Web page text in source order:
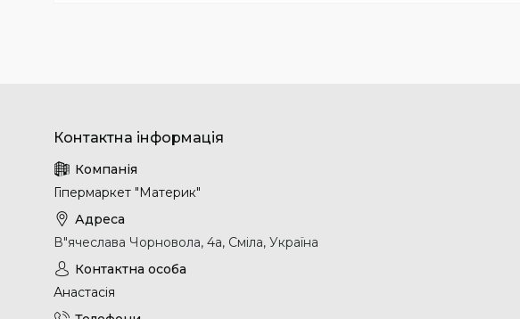
Гіпермаркет "Материк"
В"ячеслава Чорновола, 4а, Сміла, Україна
Анастасія